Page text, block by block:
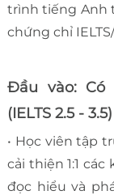
trình tiếng Anh
chứng chỉ
Đầu vào:
(IELTS 2.5 - 3.5)
• Học viên tập
cải thiện 1:1
đọc hiểu và